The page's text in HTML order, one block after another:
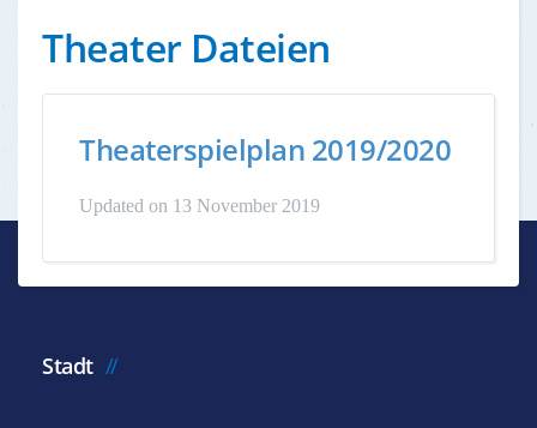
Theater Dateien
Theaterspielplan 2019/2020
Updated on 13 November 2019
Stadt